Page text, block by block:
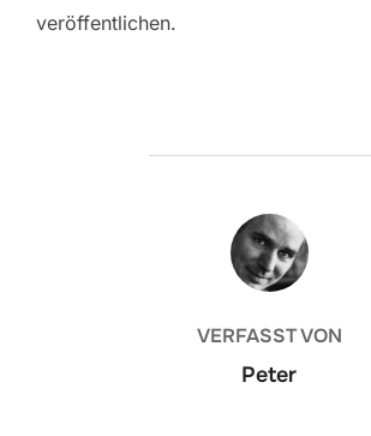
veröffentlichen.
BEITRAGSAUTOR
VERFASST VON
Peter